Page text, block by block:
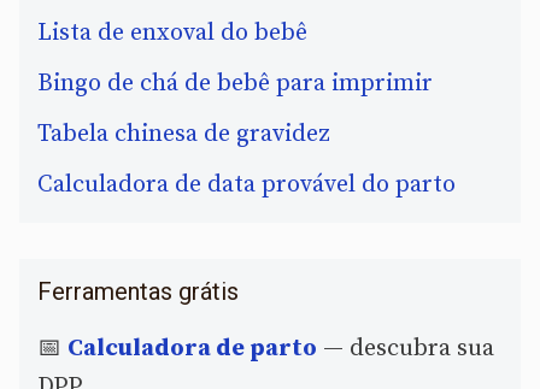
Lista de enxoval do bebê
Bingo de chá de bebê para imprimir
Tabela chinesa de gravidez
Calculadora de data provável do parto
Ferramentas grátis
📅 Calculadora de parto — descubra sua